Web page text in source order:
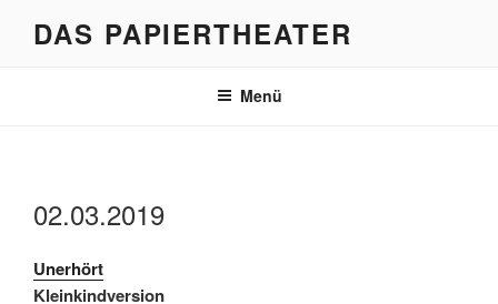
DAS PAPIERTHEATER
Menü
02.03.2019
Unerhört
Kleinkindversion